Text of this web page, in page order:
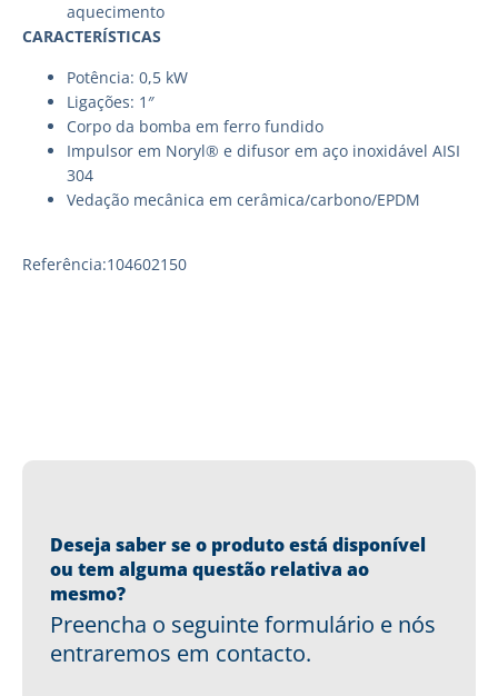
aquecimento
CARACTERÍSTICAS
Potência: 0,5 kW
Ligações: 1″
Corpo da bomba em ferro fundido
Impulsor em Noryl® e difusor em aço inoxidável AISI
304
Vedação mecânica em cerâmica/carbono/EPDM
Referência:104602150
Deseja saber se o produto está disponível
ou tem alguma questão relativa ao
mesmo?
Preencha o seguinte formulário e nós
entraremos em contacto.